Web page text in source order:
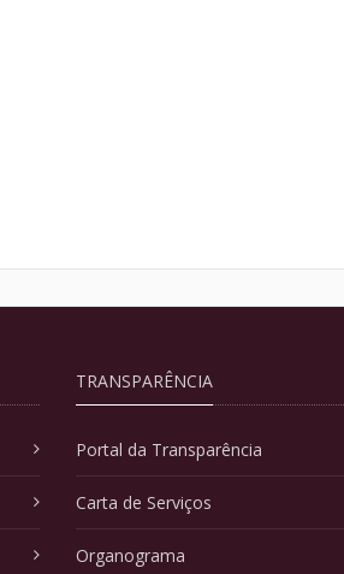
TRANSPARÊNCIA
Portal da Transparência
Carta de Serviços
Organograma